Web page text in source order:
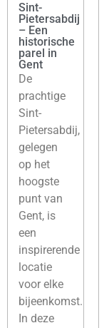
Sint-
Pietersabdij
– Een
historische
parel in
Gent
De
prachtige
Sint-
Pietersabdij,
gelegen
op het
hoogste
punt van
Gent, is
een
inspirerende
locatie
voor elke
bijeenkomst.
In deze